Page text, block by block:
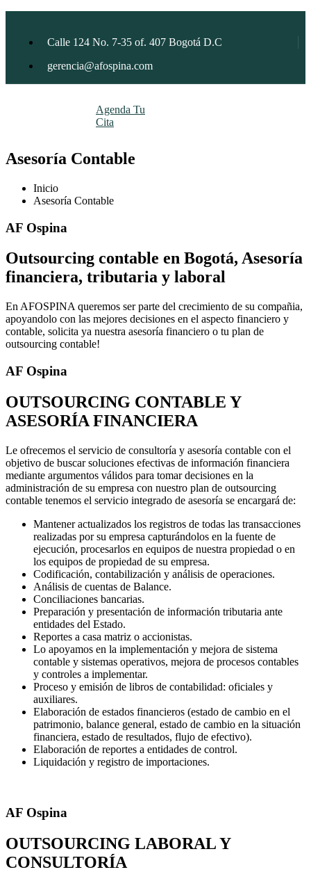
Calle 124 No. 7-35 of. 407 Bogotá D.C
gerencia@afospina.com
Agenda Tu
Cita
Asesoría Contable
Inicio
Asesoría Contable
AF Ospina
Outsourcing contable en Bogotá, Asesoría
financiera, tributaria y laboral
En AFOSPINA queremos ser parte del crecimiento de su compañia,
apoyandolo con las mejores decisiones en el aspecto financiero y
contable, solicita ya nuestra asesoría financiero o tu plan de
outsourcing contable!
AF Ospina
OUTSOURCING CONTABLE Y
ASESORÍA FINANCIERA
Le ofrecemos el servicio de consultoría y asesoría contable con el
objetivo de buscar soluciones efectivas de información financiera
mediante argumentos válidos para tomar decisiones en la
administración de su empresa con nuestro plan de outsourcing
contable tenemos el servicio integrado de asesoría se encargará de:
Mantener actualizados los registros de todas las transacciones
realizadas por su empresa capturándolos en la fuente de
ejecución, procesarlos en equipos de nuestra propiedad o en
los equipos de propiedad de su empresa.
Codificación, contabilización y análisis de operaciones.
Análisis de cuentas de Balance.
Conciliaciones bancarias.
Preparación y presentación de información tributaria ante
entidades del Estado.
Reportes a casa matriz o accionistas.
Lo apoyamos en la implementación y mejora de sistema
contable y sistemas operativos, mejora de procesos contables
y controles a implementar.
Proceso y emisión de libros de contabilidad: oficiales y
auxiliares.
Elaboración de estados financieros (estado de cambio en el
patrimonio, balance general, estado de cambio en la situación
financiera, estado de resultados, flujo de efectivo).
Elaboración de reportes a entidades de control.
Liquidación y registro de importaciones.
AF Ospina
OUTSOURCING LABORAL Y
CONSULTORÍA